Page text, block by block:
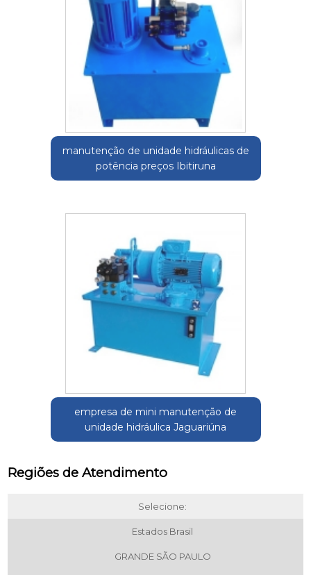
manutenção de unidade hidráulicas de
potência preços Ibitiruna
empresa de mini manutenção de
unidade hidráulica Jaguariúna
Regiões de Atendimento
Selecione:
Estados Brasil
GRANDE SÃO PAULO